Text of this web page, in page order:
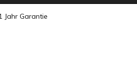
Jahr Garantie